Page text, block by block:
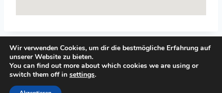
© 2026 Top-Systemisches-Coaching.de
Wir verwenden Cookies, um dir die bestmögliche Erfahrung auf
unserer Website zu bieten.
You can find out more about which cookies we are using or
switch them off in settings.